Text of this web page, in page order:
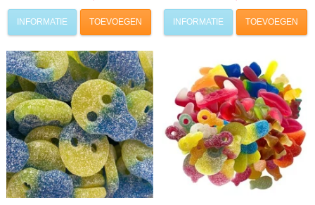
INFORMATIE TOEVOEGEN INFORMATIE TOEVOEGEN